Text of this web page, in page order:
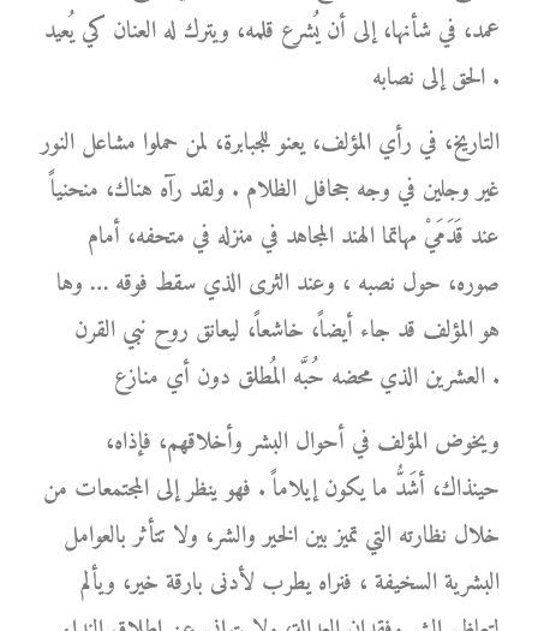
عمد، في شأنها، إلى أن يُشرع قلمه، ويترك له العنان كي يُعيد
الحق إلى نصابه .
التاريخ، في رأي المؤلف، يعنو للجبابرة، لمن حملوا مشاعل النور
غير وجلين في وجه جحافل الظلام . ولقد رآه هناك، منحنياً
عند قَدَمَيْ مهاتما الهند المجاهد في منزله في متحفه، أمام
صوره، حول نصبه ، وعند الثرى الذي سقط فوقه … وها
هو المؤلف قد جاء أيضاً، خاشعاً، ليعانق روح نبي القرن
العشرين الذي محضه حُبَّه المُطلق دون أي منازع .
ويخوض المؤلف في أحوال البشر وأخلاقهم، فإذاه،
حينذاك، أشَدُّ ما يكون إيلاماً . فهو ينظر إلى المجتمعات من
خلال نظارته التي تميز بين الخير والشر، ولا تتأثر بالعوامل
البشرية السخيفة ، فنراه يطرب لأدنى بارقة خير، ويألم